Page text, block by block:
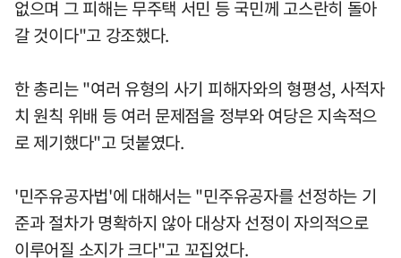
없으며 그 피해는 무주택 서민 등 국민께 고스란히 돌아
갈 것이다"고 강조했다.
한 총리는 "여러 유형의 사기 피해자와의 형평성, 사적자
치 원칙 위배 등 여러 문제점을 정부와 여당은 지속적으
로 제기했다"고 덧붙였다.
'민주유공자법'에 대해서는 "민주유공자를 선정하는 기
준과 절차가 명확하지 않아 대상자 선정이 자의적으로
이루어질 소지가 크다"고 꼬집었다.